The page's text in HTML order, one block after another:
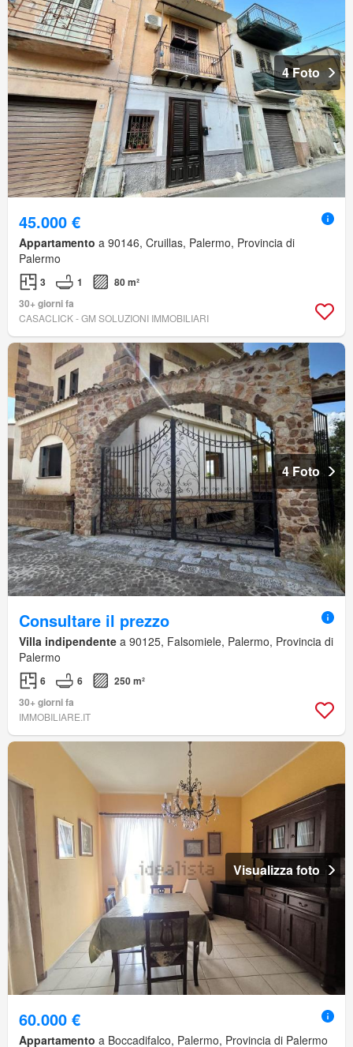
4 Foto
45.000 €
Appartamento a 90146, Cruillas, Palermo, Provincia di
Palermo
3 1
80 m²
30+ giorni fa
CASACLICK - GM SOLUZIONI IMMOBILIARI
4 Foto
Consultare il prezzo
Villa indipendente a 90125, Falsomiele, Palermo, Provincia di
Palermo
6 6
250 m²
30+ giorni fa
IMMOBILIARE.IT
Visualizza foto
60.000 €
Appartamento a Boccadifalco, Palermo, Provincia di Palermo